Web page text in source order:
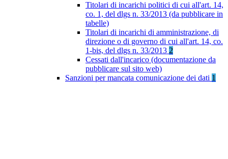
Titolari di incarichi politici di cui all'art. 14,
co. 1, del dlgs n. 33/2013 (da pubblicare in
tabelle)
Titolari di incarichi di amministrazione, di
direzione o di governo di cui all'art. 14, co.
1-bis, del dlgs n. 33/2013 2
Cessati dall'incarico (documentazione da
pubblicare sul sito web)
Sanzioni per mancata comunicazione dei dati 1